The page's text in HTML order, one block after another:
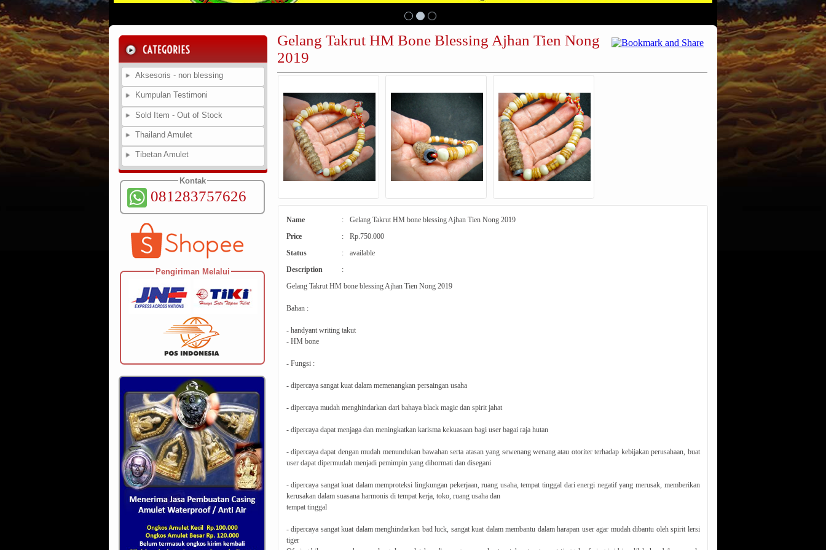
Aksesoris - non blessing
Kumpulan Testimoni
Sold Item - Out of Stock
Thailand Amulet
Tibetan Amulet
Kontak
081283757626
Pengiriman Melalui
Gelang Takrut HM Bone Blessing Ajhan Tien Nong
2019
Name :
Gelang Takrut HM bone blessing Ajhan Tien Nong 2019
Price
:
Rp.750.000
Status
:
available
Description
:
Gelang Takrut HM bone blessing Ajhan Tien Nong 2019
Bahan :
- handyant writing takut
- HM bone
- Fungsi :
- dipercaya sangat kuat dalam memenangkan persaingan usaha
- dipercaya mudah menghindarkan dari bahaya black magic dan spirit jahat
- dipercaya dapat menjaga dan meningkatkan karisma kekuasaan bagi user bagai raja hutan
- dipercaya dapat dengan mudah menundukan bawahan serta atasan yang sewenang wenang atau otoriter terhadap kebijakan perusahaan, buat
user dapat dipermudah menjadi pemimpin yang dihormati dan disegani
- dipercaya sangat kuat dalam memproteksi lingkungan pekerjaan, ruang usaha, tempat tinggal dari energi negatif yang merusak, memberikan
kerusakan dalam suasana harmonis di tempat kerja, toko, ruang usaha dan
tempat tinggal
- dipercaya sangat kuat dalam menghindarkan bad luck, sangat kuat dalam membantu dalam harapan user agar mudah dibantu oleh spirit lersi
tiger